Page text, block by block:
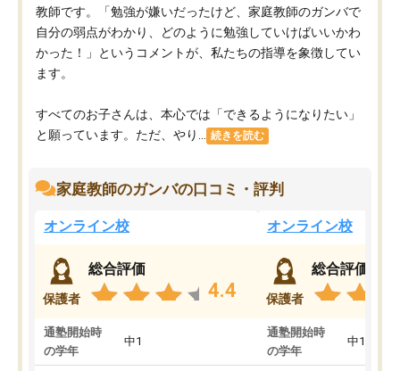
教師です。「勉強が嫌いだったけど、家庭教師のガンバで
自分の弱点がわかり、どのように勉強していけばいいかわ
かった！」というコメントが、私たちの指導を象徴してい
ます。
すべてのお子さんは、本心では「できるようになりたい」
と願っています。ただ、やり...
続きを読む
家庭教師のガンバの口コミ・評判
オンライン校
保護者
総合評価
4.4
通塾開始時
の学年
中1
オンライン校
保護者
総合評価
通塾開始時
の学年
中1